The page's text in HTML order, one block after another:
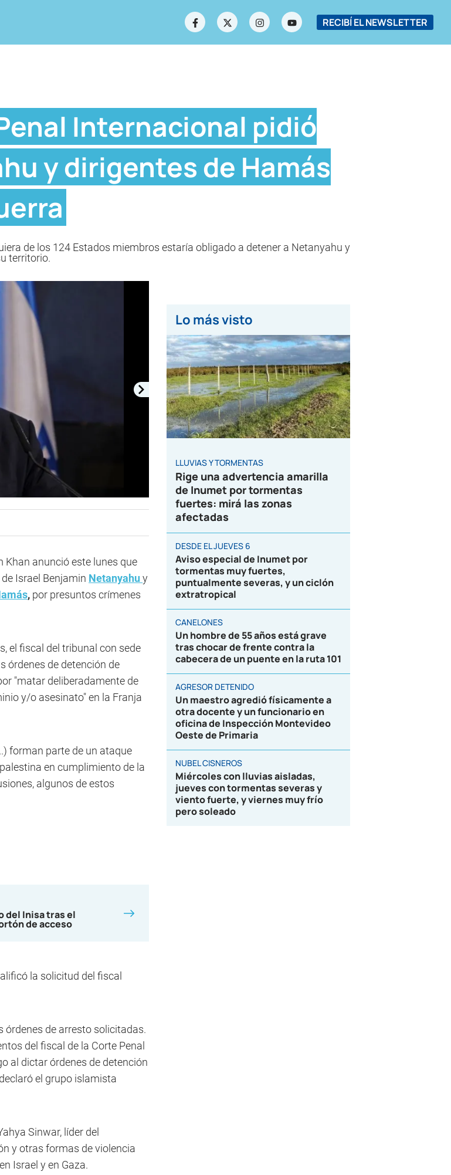
RECIBÍ EL NEWSLETTER
Internacional pidió
y dirigentes de Hamás
de los 124 Estados miembros estaría obligado a detener a Netanyahu y
territorio.
Khan anunció este lunes que
Israel Benjamin Netanyahuy
, por presuntos crímenes
el fiscal del tribunal con sede
órdenes de detención de
"matar deliberadamente de
y/o asesinato" en la Franja
forman parte de un ataque
en cumplimiento de la
algunos de estos
del Inisa tras el
de acceso
la solicitud del fiscal
órdenes de arresto solicitadas.
del fiscal de la Corte Penal
al dictar órdenes de detención
el grupo islamista
Sinwar, líder del
y otras formas de violencia
Israel y en Gaza.
Lo más visto
LLUVIAS Y TORMENTAS
Rige una advertencia amarilla
de Inumet por tormentas
fuertes: mirá las zonas
afectadas
DESDE EL JUEVES 6
Aviso especial de Inumet por
tormentas muy fuertes,
puntualmente severas, y un ciclón
extratropical
CANELONES
Un hombre de 55 años está grave
tras chocar de frente contra la
cabecera de un puente en la ruta 101
AGRESOR DETENIDO
Un maestro agredió físicamente a
otra docente y un funcionario en
oficina de Inspección Montevideo
Oeste de Primaria
NUBEL CISNEROS
Miércoles con lluvias aisladas,
jueves con tormentas severas y
viento fuerte, y viernes muy frío
pero soleado